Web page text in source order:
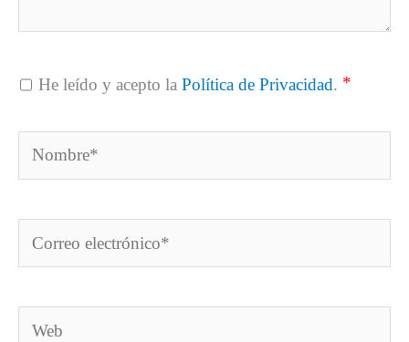
He leído y acepto la Política de Privacidad. *
Nombre*
Correo
electrónico*
Web